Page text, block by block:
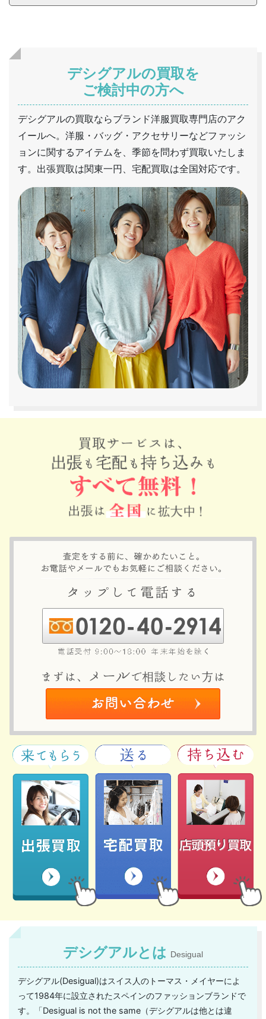
デシグアルの買取を
ご検討中の方へ
デシグアルの買取ならブランド洋服買取専門店のアク
イールへ。洋服・バッグ・アクセサリーなどファッシ
ョンに関するアイテムを、季節を問わず買取いたしま
す。出張買取は関東一円、宅配買取は全国対応です。
デシグアルとは Desigual
デシグアル(Desigual)はスイス人のトーマス・メイヤーによ
って1984年に設立されたスペインのファッションブランドで
す。「Desigual is not the same（デシグアルは他とは違